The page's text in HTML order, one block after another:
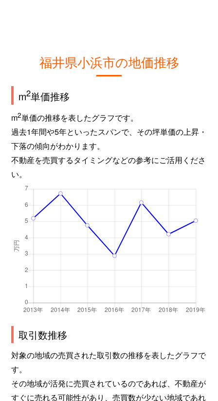
福井県小浜市の地価推移
m2単価推移
m2単価の推移を表したグラフです。
過去1年間や5年といったスパンで、その坪単価の上昇・
下落の傾向がわかります。
不動産を売買するタイミングなどの参考にご活用くださ
い。
取引数推移
対象の地域の売買された取引数の推移を表したグラフで
す。
その地域が活発に売買されているのであれば、不動産が
すぐに売れる可能性があり、売買数が少ない地域であれ